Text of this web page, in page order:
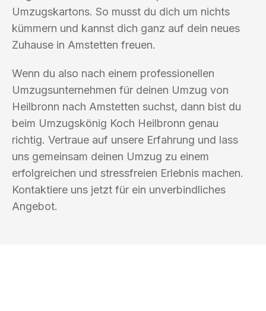
Umzugskartons. So musst du dich um nichts
kümmern und kannst dich ganz auf dein neues
Zuhause in Amstetten freuen.
Wenn du also nach einem professionellen
Umzugsunternehmen für deinen Umzug von
Heilbronn nach Amstetten suchst, dann bist du
beim Umzugskönig Koch Heilbronn genau
richtig. Vertraue auf unsere Erfahrung und lass
uns gemeinsam deinen Umzug zu einem
erfolgreichen und stressfreien Erlebnis machen.
Kontaktiere uns jetzt für ein unverbindliches
Angebot.